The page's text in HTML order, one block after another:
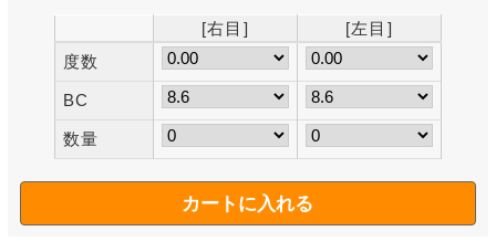
[右目]
[左目]
度数
BC
数量